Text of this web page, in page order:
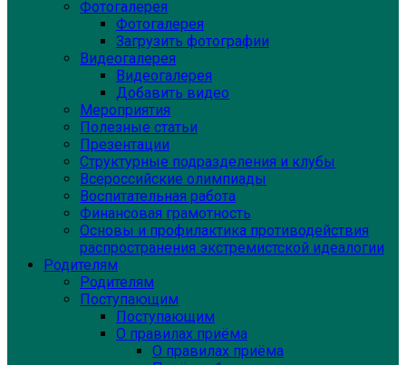
Фотогалерея
Фотогалерея
Загрузить фотографии
Видеогалерея
Видеогалерея
Добавить видео
Мероприятия
Полезные статьи
Презентации
Структурные подразделения и клубы
Всероссийские олимпиады
Воспитательная работа
Финансовая грамотность
Основы и профилактика противодействия
распространения экстремистской идеалогии
Родителям
Родителям
Поступающим
Поступающим
О правилах приёма
О правилах приёма